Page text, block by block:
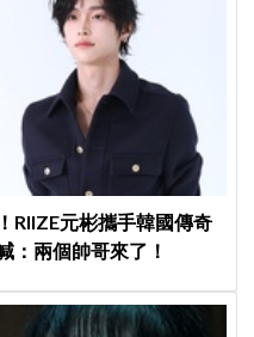
RIIZE元彬攜手韓國傳奇
：兩個帥哥來了！